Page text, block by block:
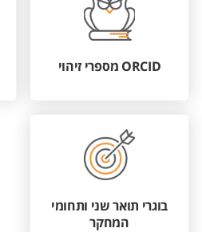
ORCID מספרי זיהוי
בוגרי תואר שני ותחומי
המחקר